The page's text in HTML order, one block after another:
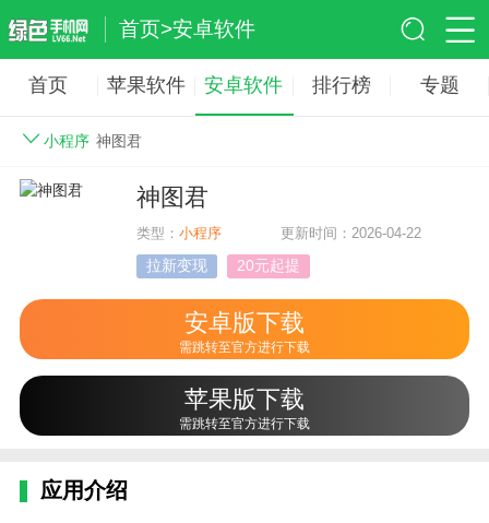
首页>安卓软件
首页 苹果软件 安卓软件 排行榜 专题
小程序 神图君
神图君
类型：小程序 更新时间：2026-04-22
拉新变现 20元起提
安卓版下载
需跳转至官方进行下载
苹果版下载
需跳转至官方进行下载
应用介绍